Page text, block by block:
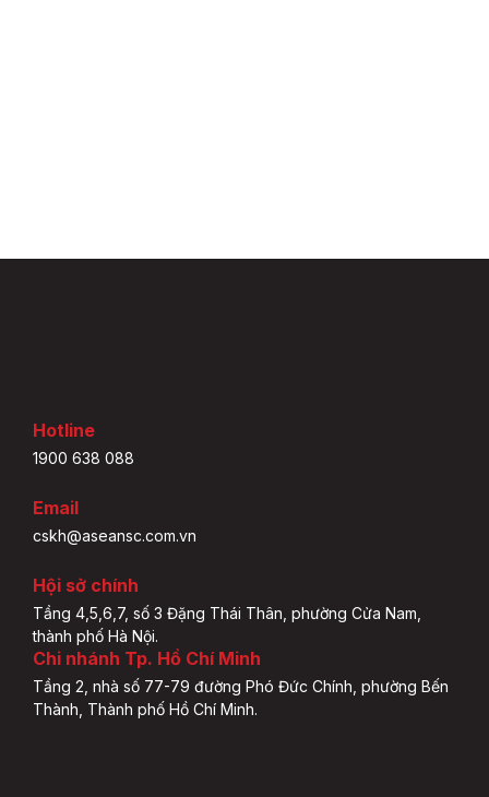
Hotline
1900 638 088
Email
cskh@aseansc.com.vn
Hội sở chính
Tầng 4,5,6,7, số 3 Đặng Thái Thân, phường Cửa Nam,
thành phố Hà Nội.
Chi nhánh Tp. Hồ Chí Minh
Tầng 2, nhà số 77-79 đường Phó Đức Chính, phường Bến
Thành, Thành phố Hồ Chí Minh.